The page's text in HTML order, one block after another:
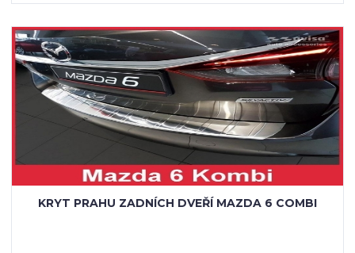
KRYT PRAHU ZADNÍCH DVEŘÍ MAZDA 6 COMBI